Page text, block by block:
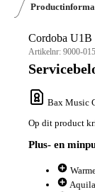
Cordoba U1B
Artikelnr: 9000-
Bax Music
Op dit product
Plus- en